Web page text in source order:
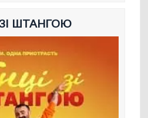
ШТАНГОЮ